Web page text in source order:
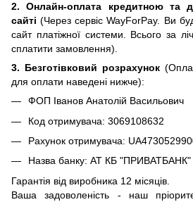
2. Онлайн-оплата кредитною та
сайті (Через сервіс WayForPay. Ви
сайт платіжної системи. Всього за
сплатити замовлення).
3. Безготівковий розрахунок
для оплати наведені нижче):
ФОП Іванов Анатолій Васильович
Код отримувача: 3069108632
Рахунок отримувача:
Назва банку: АТ КБ "ПРИВАТБАНК"
Гарантія від виробника 12 місяців.
Ваша задоволеність - наш